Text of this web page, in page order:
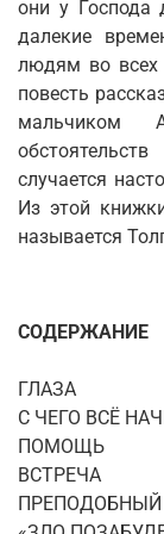
они у Господа
далекие
людям во всех
повесть
мальчиком
случается
Из этой
называется
СОДЕРЖАНИЕ
ГЛАЗА
С ЧЕГО ВСЁ
ПОМОЩЬ
ВСТРЕЧА